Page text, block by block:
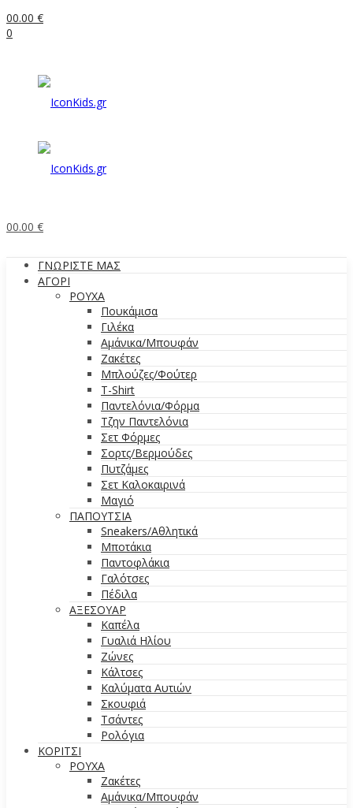
00.00 €
0
00.00 €
ΓΝΩΡΙΣΤΕ ΜΑΣ
ΑΓΟΡΙ
ΡΟΥΧΑ
Πουκάμισα
Γιλέκα
Αμάνικα/Μπουφάν
Ζακέτες
Μπλούζες/Φούτερ
T-Shirt
Παντελόνια/Φόρμα
Τζην Παντελόνια
Σετ Φόρμες
Σορτς/Βερμούδες
Πυτζάμες
Σετ Καλοκαιρινά
Μαγιό
ΠΑΠΟΥΤΣΙΑ
Sneakers/Aθλητικά
Μποτάκια
Παντοφλάκια
Γαλότσες
Πέδιλα
ΑΞΕΣΟΥΑΡ
Καπέλα
Γυαλιά Ηλίου
Ζώνες
Κάλτσες
Καλύματα Αυτιών
Σκουφιά
Τσάντες
Ρολόγια
ΚΟΡΙΤΣΙ
ΡΟΥΧΑ
Ζακέτες
Αμάνικα/Μπουφάν